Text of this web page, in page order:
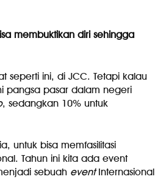
membuktikan diri sehingga
seperti ini, di JCC. Tetapi kalau
pangsa pasar dalam negeri
, sedangkan 10% untuk
untuk bisa memfasilitasi
Tahun ini kita ada event
sebuah eventInternasional